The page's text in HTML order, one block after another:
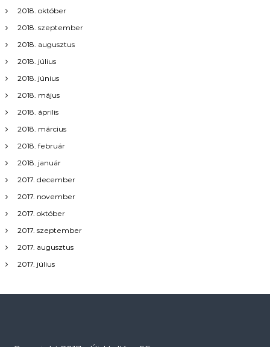
2018. október
2018. szeptember
2018. augusztus
2018. július
2018. június
2018. május
2018. április
2018. március
2018. február
2018. január
2017. december
2017. november
2017. október
2017. szeptember
2017. augusztus
2017. július